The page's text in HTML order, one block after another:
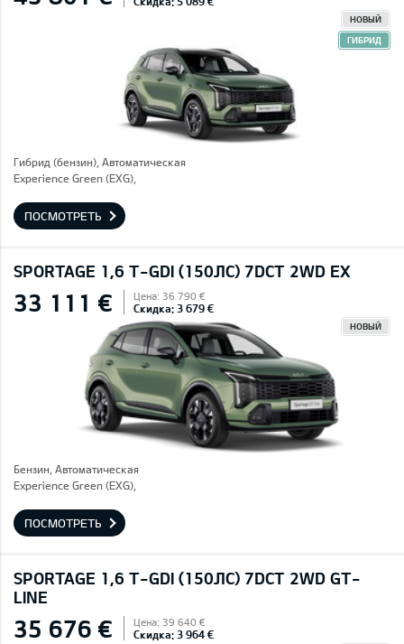
НОВЫЙ
ГИБРИД
Гибрид (бензин), Автоматическая
Experience Green (EXG),
ПОСМОТРЕТЬ
SPORTAGE 1,6 T-GDI (150ЛС) 7DCT 2WD EX
33 111 € Цена: 36 790 €
Скидка: 3 679 €
НОВЫЙ
Бензин, Автоматическая
Experience Green (EXG),
ПОСМОТРЕТЬ
SPORTAGE 1,6 T-GDI (150ЛС) 7DCT 2WD GT-
LINE
35 676 € Цена: 39 640 €
Скидка: 3 964 €